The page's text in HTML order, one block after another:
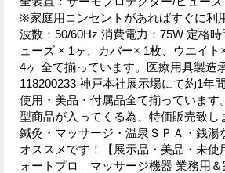
※家庭用コンセントがあればすぐに利
波数：50/60Hz 消費電力：75W 定格
ューズ × 1ヶ、カバー× 1枚、ウエイ
4ヶ 全て揃っています。医療用具製造
118200233 神戸本社展示場にて約1年
使用・美品・付属品全て揃っています
型商品が入ってくる為、特価販売致し
鍼灸・マッサージ・温泉ＳＰＡ・銭湯
オススメです！【展示品・美品・未使
ォートプロ マッサージ機器 業務用＆